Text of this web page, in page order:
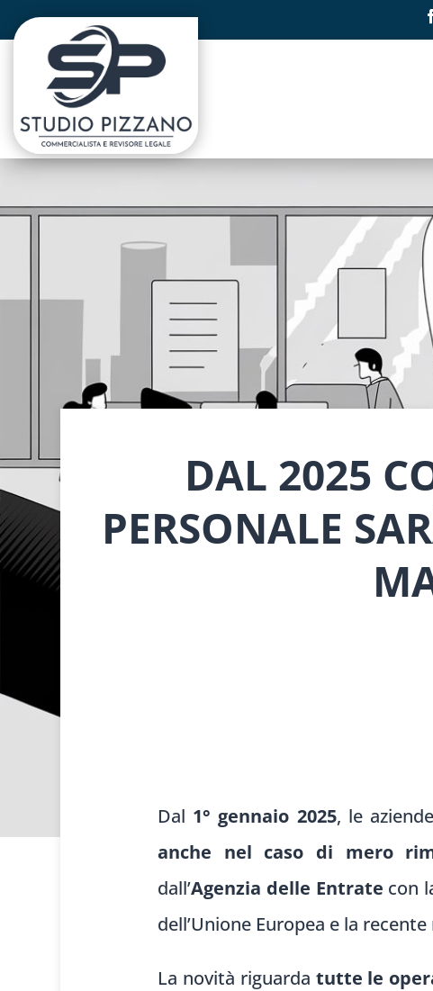
DAL 2025
PERSONALE
Dal 1° gennaio 2025, le
anche nel caso di mero
dall’Agenzia delle Entrate con
dell’Unione Europea e la
La novità riguarda tutte le